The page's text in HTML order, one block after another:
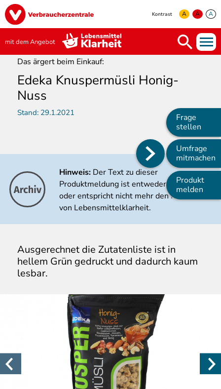
Direkt
zum
Inhalt
Image
Kontrast A A A
mit dem Angebot
Main
navigation
Frage
stellen
Umfrage
mitmachen
Produkt
melden
Das ärgert beim Einkauf:
Edeka Knuspermüsli Honig-
Nuss
Stand: 29.1.2021
Hinweis: Der Text zu dieser
Produktmeldung ist entweder veraltet
oder entspricht nicht mehr den Kriterien
von Lebensmittelklarheit.
Ausgerechnet die Zutatenliste ist in
hellem Grün gedruckt und dadurch kaum
lesbar.